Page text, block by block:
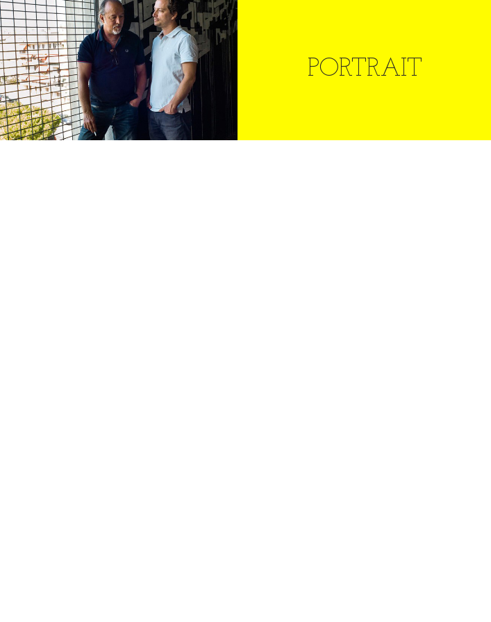
IDENTITÉS, PARCOURS &
MÉMOIRE
PORTRAIT
PORTRAIT